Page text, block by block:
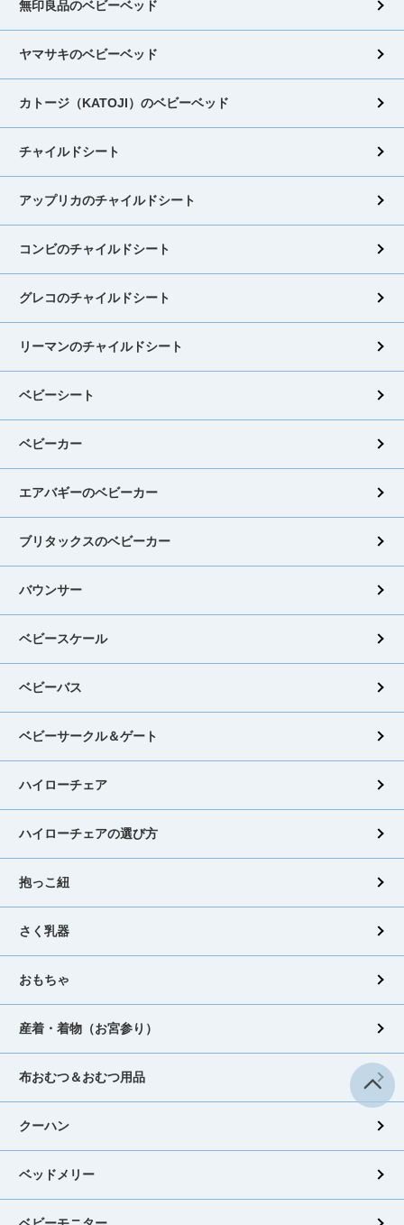
無印良品のベビーベッド
ヤマサキのベビーベッド
カトージ（KATOJI）のベビーベッド
チャイルドシート
アップリカのチャイルドシート
コンビのチャイルドシート
グレコのチャイルドシート
リーマンのチャイルドシート
ベビーシート
ベビーカー
エアバギーのベビーカー
ブリタックスのベビーカー
バウンサー
ベビースケール
ベビーバス
ベビーサークル＆ゲート
ハイローチェア
ハイローチェアの選び方
抱っこ紐
さく乳器
おもちゃ
産着・着物（お宮参り）
布おむつ＆おむつ用品
クーハン
ベッドメリー